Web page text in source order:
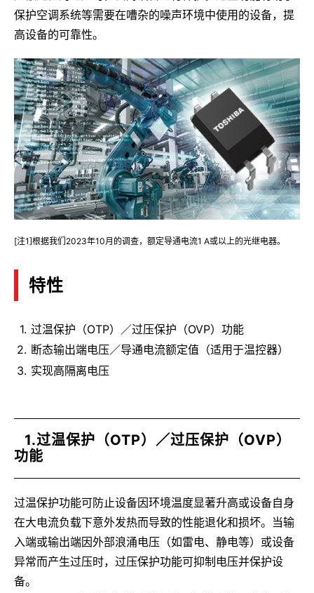
保护空调系统等需要在嘈杂的噪声环境中使用的设备，提
高设备的可靠性。
[注1]根据我们2023年10月的调查，额定导通电流1 A或以上的光继电器。
特性
过温保护（OTP）／过压保护（OVP）功能
断态输出端电压／导通电流额定值（适用于温控器）
实现高隔离电压
1.过温保护（OTP）／过压保护（OVP）
功能
过温保护功能可防止设备因环境温度显著升高或设备自身
在大电流负载下意外发热而导致的性能退化和损坏。当输
入端或输出端因外部浪涌电压（如雷电、静电等）或设备
异常而产生过压时，过压保护功能可抑制电压并保护设
备。